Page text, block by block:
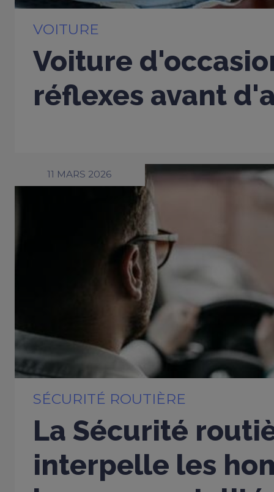
VOITURE
Voiture
réflexes avant
11 MARS 2026
SÉCURITÉ ROUTIÈRE
La Sécurité
interpelle les